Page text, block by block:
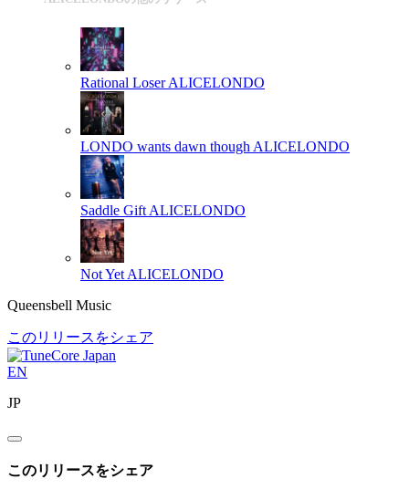
Rational Loser ALICELONDO
LONDO wants dawn though ALICELONDO
Saddle Gift ALICELONDO
Not Yet ALICELONDO
Queensbell Music
このリリースをシェア
EN
JP
このリリースをシェア